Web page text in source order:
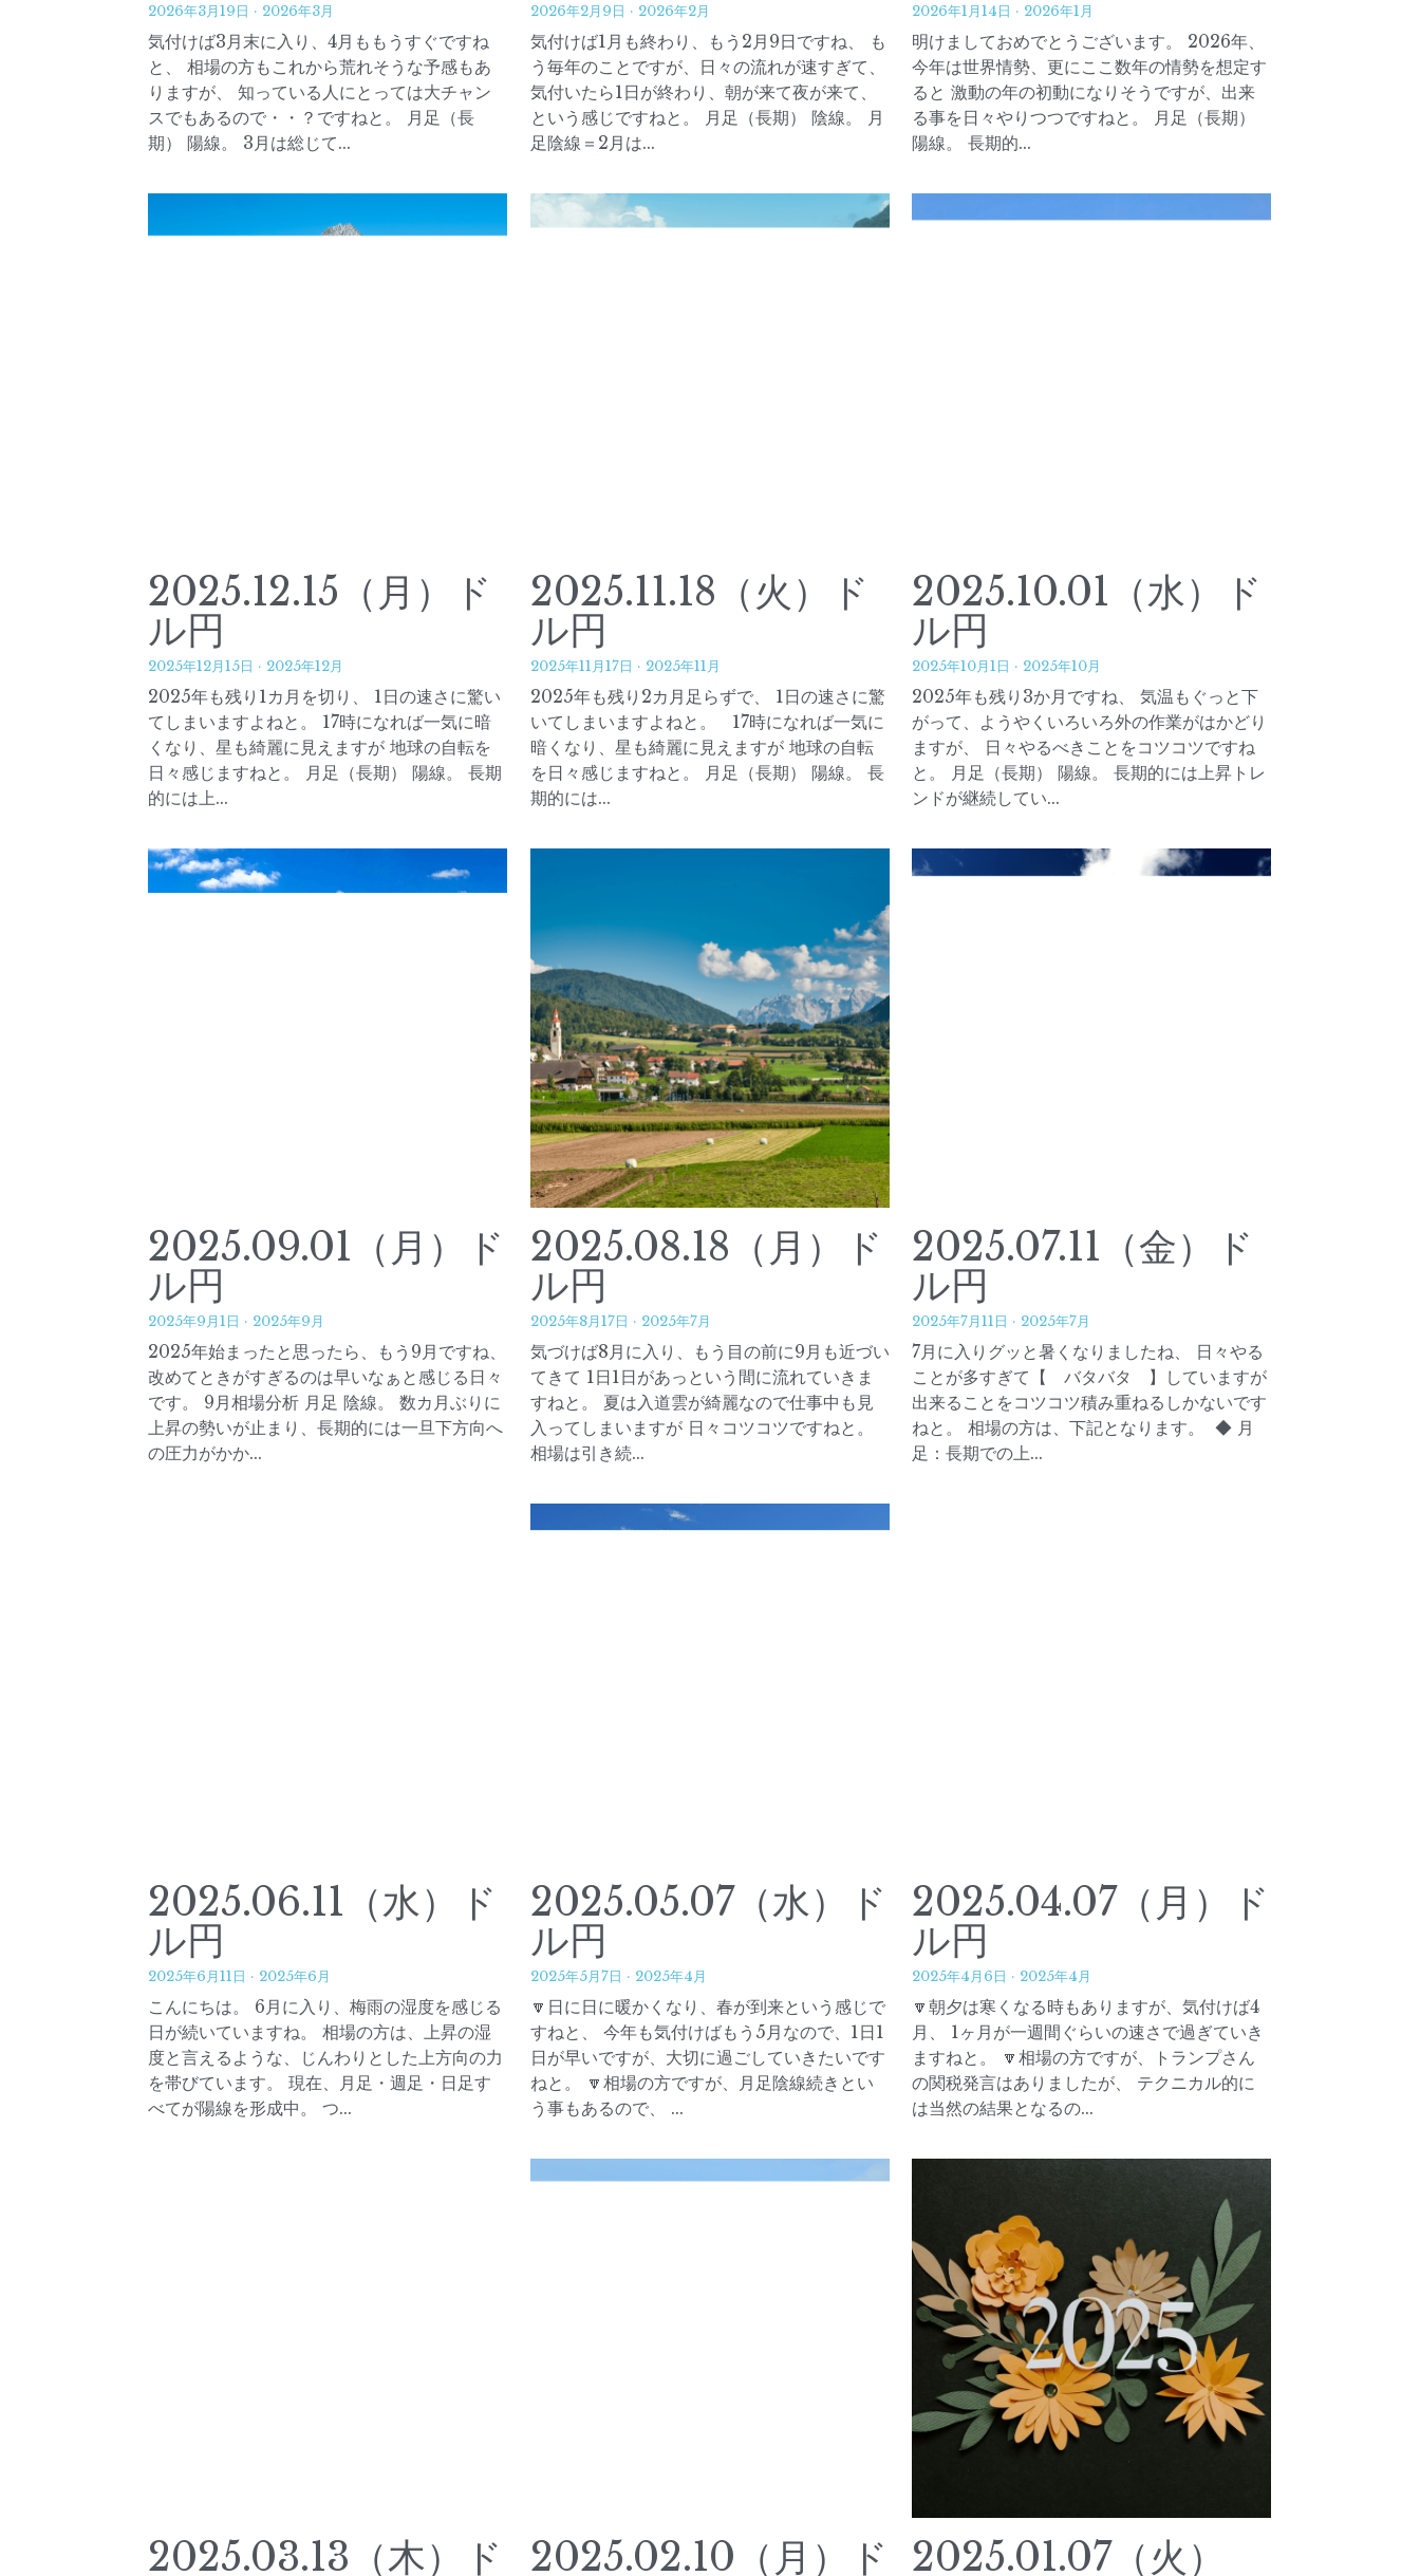
2026年3月19日 · 2026年3月
気付けば3月末に入り、4月ももうすぐですね
と、 相場の方もこれから荒れそうな予感もあ
りますが、 知っている人にとっては大チャン
スでもあるので・・？ですねと。 月足（長
期） 陽線。 3月は総じて...
2026年2月9日 · 2026年2月
気付けば1月も終わり、もう2月9日ですね、 も
う毎年のことですが、日々の流れが速すぎて、
気付いたら1日が終わり、朝が来て夜が来て、
という感じですねと。 月足（長期） 陰線。 月
足陰線＝2月は...
2026年1月14日 · 2026年1月
明けましておめでとうございます。 2026年、
今年は世界情勢、更にここ数年の情勢を想定す
ると 激動の年の初動になりそうですが、出来
る事を日々やりつつですねと。 月足（長期）
陽線。 長期的...
2025.12.15（月）ド
ル円
2025年12月15日 · 2025年12月
2025年も残り1カ月を切り、 1日の速さに驚い
てしまいますよねと。 17時になれば一気に暗
くなり、星も綺麗に見えますが 地球の自転を
日々感じますねと。 月足（長期） 陽線。 長期
的には上...
2025.11.18（火）ド
ル円
2025年11月17日 · 2025年11月
2025年も残り2カ月足らずで、 1日の速さに驚
いてしまいますよねと。 17時になれば一気に
暗くなり、星も綺麗に見えますが 地球の自転
を日々感じますねと。 月足（長期） 陽線。 長
期的には...
2025.10.01（水）ド
ル円
2025年10月1日 · 2025年10月
2025年も残り3か月ですね、 気温もぐっと下
がって、ようやくいろいろ外の作業がはかどり
ますが、 日々やるべきことをコツコツですね
と。 月足（長期） 陽線。 長期的には上昇トレ
ンドが継続してい...
2025.09.01（月）ド
ル円
2025年9月1日 · 2025年9月
2025年始まったと思ったら、もう9月ですね、
改めてときがすぎるのは早いなぁと感じる日々
です。 9月相場分析 月足 陰線。 数カ月ぶりに
上昇の勢いが止まり、長期的には一旦下方向へ
の圧力がかか...
2025.08.18（月）ド
ル円
2025年8月17日 · 2025年7月
気づけば8月に入り、もう目の前に9月も近づい
てきて 1日1日があっという間に流れていきま
すねと。 夏は入道雲が綺麗なので仕事中も見
入ってしまいますが 日々コツコツですねと。
相場は引き続...
2025.07.11（金）ド
ル円
2025年7月11日 · 2025年7月
7月に入りグッと暑くなりましたね、 日々やる
ことが多すぎて【 バタバタ 】していますが
出来ることをコツコツ積み重ねるしかないです
ねと。 相場の方は、下記となります。 ◆ 月
足：長期での上...
2025.06.11（水）ド
ル円
2025年6月11日 · 2025年6月
こんにちは。 6月に入り、梅雨の湿度を感じる
日が続いていますね。 相場の方は、上昇の湿
度と言えるような、じんわりとした上方向の力
を帯びています。 現在、月足・週足・日足す
べてが陽線を形成中。 つ...
2025.05.07（水）ド
ル円
2025年5月7日 · 2025年4月
🔽日に日に暖かくなり、春が到来という感じで
すねと、 今年も気付けばもう5月なので、1日1
日が早いですが、大切に過ごしていきたいです
ねと。 🔽相場の方ですが、月足陰線続きとい
う事もあるので、 ...
2025.04.07（月）ド
ル円
2025年4月6日 · 2025年4月
🔽朝夕は寒くなる時もありますが、気付けば4
月、 1ヶ月が一週間ぐらいの速さで過ぎていき
ますねと。 🔽相場の方ですが、トランプさん
の関税発言はありましたが、 テクニカル的に
は当然の結果となるの...
2025.03.13（木）ド
2025.02.10（月）ド
2025.01.07（火）